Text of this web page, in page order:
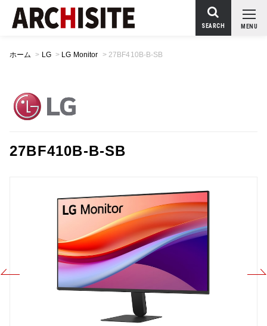
MENU
SEARCH
ホーム > LG > LG Monitor > 27BF410B-B-SB
27BF410B-B-SB